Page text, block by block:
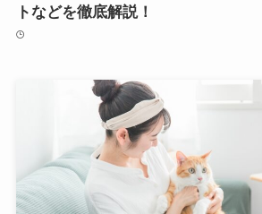
トなどを徹底解説！